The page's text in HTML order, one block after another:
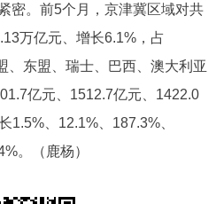
回到顶部
密。前5个月，京津冀区域对共
万亿元、增长6.1%，占
、东盟、瑞士、巴西、澳大利亚
亿元、1512.7亿元、1422.0
1.5%、12.1%、187.3%、
。（鹿杨）